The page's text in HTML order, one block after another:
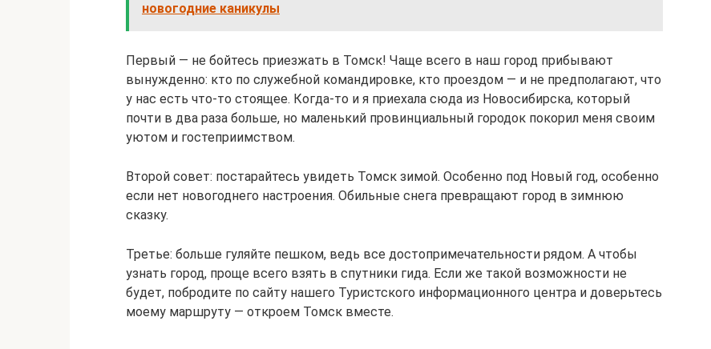
новогодние каникулы
Первый — не бойтесь приезжать в Томск! Чаще всего в наш город прибывают
вынужденно: кто по служебной командировке, кто проездом — и не предполагают, что
у нас есть что-то стоящее. Когда-то и я приехала сюда из Новосибирска, который
почти в два раза больше, но маленький провинциальный городок покорил меня своим
уютом и гостеприимством.
Второй совет: постарайтесь увидеть Томск зимой. Особенно под Новый год, особенно
если нет новогоднего настроения. Обильные снега превращают город в зимнюю
сказку.
Третье: больше гуляйте пешком, ведь все достопримечательности рядом. А чтобы
узнать город, проще всего взять в спутники гида. Если же такой возможности не
будет, побродите по сайту нашего Туристского информационного центра и доверьтесь
моему маршруту — откроем Томск вместе.